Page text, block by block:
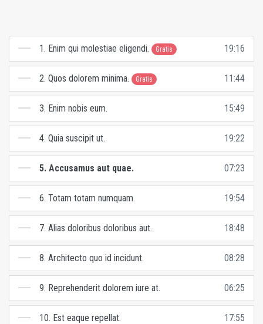
1. Enim qui molestiae eligendi. Gratis 19:16
2. Quos dolorem minima. Gratis 11:44
3. Enim nobis eum. 15:49
4. Quia suscipit ut. 19:22
5. Accusamus aut quae. 07:23
6. Totam totam numquam. 19:54
7. Alias doloribus doloribus aut. 18:48
8. Architecto quo id incidunt. 08:28
9. Reprehenderit dolorem iure at. 06:25
10. Est eaque repellat. 17:55